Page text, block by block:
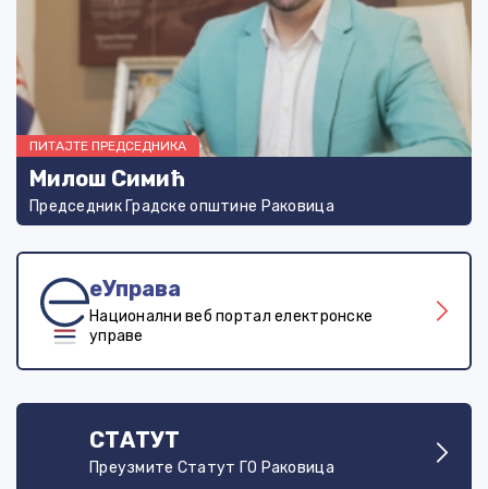
ПИТАЈТЕ ПРЕДСЕДНИКА
Милош Симић
Председник Градске општине Раковица
еУправа
Национални веб портал електронске
управе
СТАТУТ
Преузмите Статут ГО Раковица